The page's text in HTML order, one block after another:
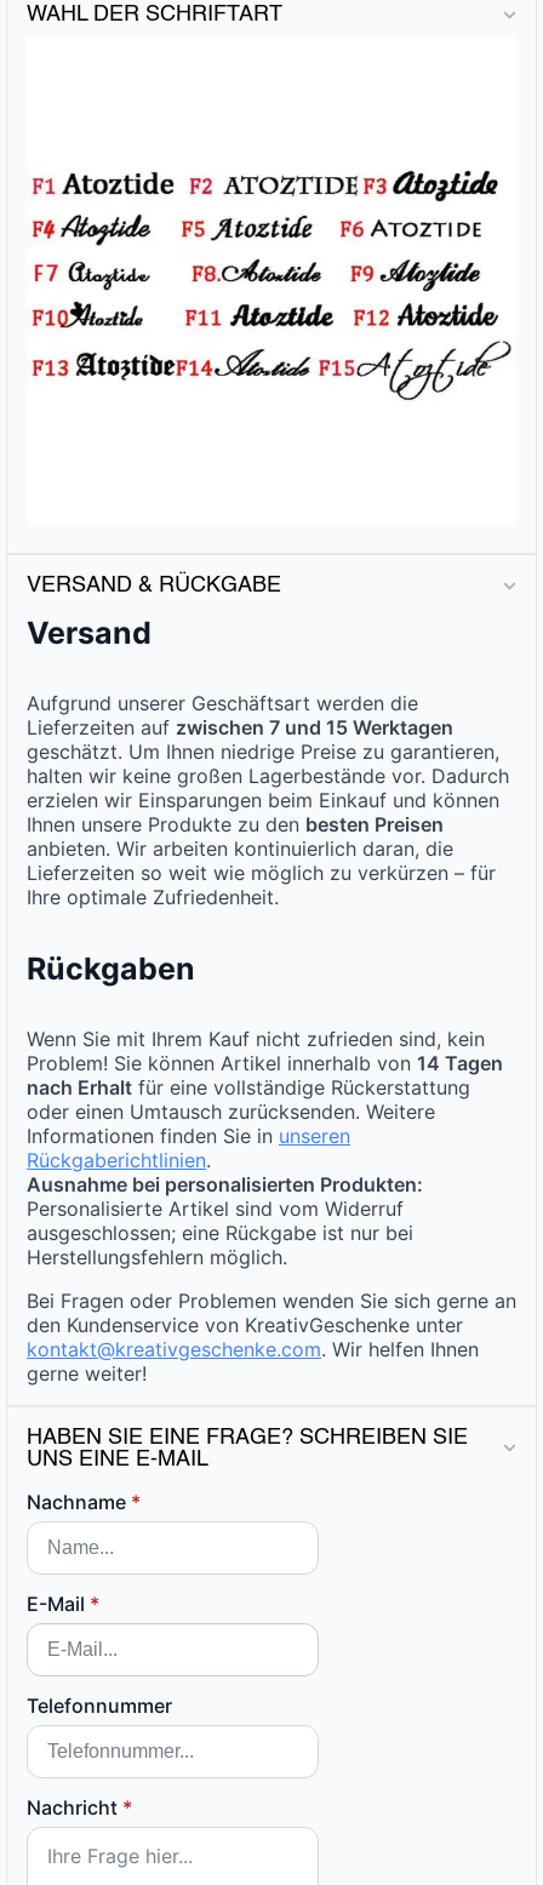
WAHL DER SCHRIFTART
VERSAND & RÜCKGABE
Versand
Aufgrund unserer Geschäftsart werden die
Lieferzeiten auf zwischen 7 und 15 Werktagen
geschätzt. Um Ihnen niedrige Preise zu garantieren,
halten wir keine großen Lagerbestände vor. Dadurch
erzielen wir Einsparungen beim Einkauf und können
Ihnen unsere Produkte zu den besten Preisen
anbieten. Wir arbeiten kontinuierlich daran, die
Lieferzeiten so weit wie möglich zu verkürzen – für
Ihre optimale Zufriedenheit.
Rückgaben
Wenn Sie mit Ihrem Kauf nicht zufrieden sind, kein
Problem! Sie können Artikel innerhalb von 14 Tagen
nach Erhalt für eine vollständige Rückerstattung
oder einen Umtausch zurücksenden. Weitere
Informationen finden Sie in unseren
Rückgaberichtlinien.
Ausnahme bei personalisierten Produkten:
Personalisierte Artikel sind vom Widerruf
ausgeschlossen; eine Rückgabe ist nur bei
Herstellungsfehlern möglich.
Bei Fragen oder Problemen wenden Sie sich gerne an
den Kundenservice von KreativGeschenke unter
kontakt@kreativgeschenke.com. Wir helfen Ihnen
gerne weiter!
HABEN SIE EINE FRAGE? SCHREIBEN SIE
UNS EINE E-MAIL
Nachname *
E-Mail *
Telefonnummer
Nachricht *